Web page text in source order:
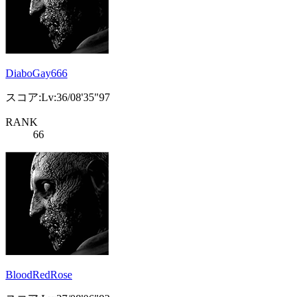
DiaboGay666
スコア:Lv:36/08'35"97
RANK
66
BloodRedRose